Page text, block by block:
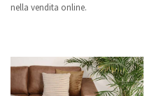
nella vendita online.